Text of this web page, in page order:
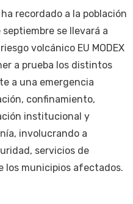
ha recordado a la población
se llevará a
volcánico EU MODEX
a prueba los distintos
a una emergencia
confinamiento,
institucional y
involucrando a
servicios de
los municipios afectados.